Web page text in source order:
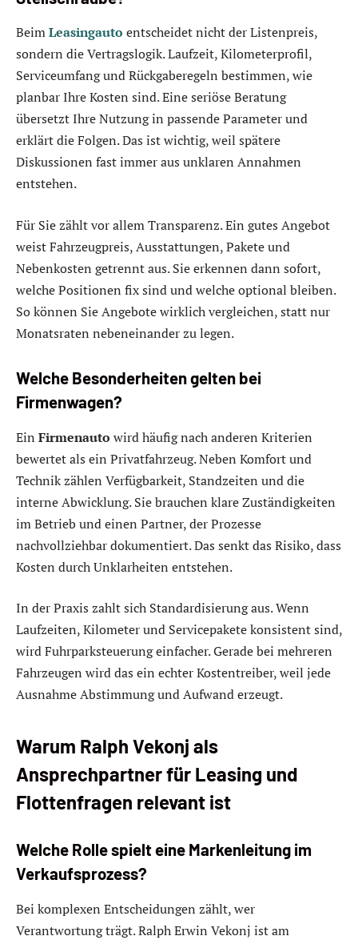
BeimLeasingauto entscheidet nicht der Listenpreis,
sondern die Vertragslogik. Laufzeit, Kilometerprofil,
Serviceumfang und Rückgaberegeln bestimmen, wie
planbar Ihre Kosten sind. Eine seriöse Beratung
übersetzt Ihre Nutzung in passende Parameter und
erklärt die Folgen. Das ist wichtig, weil spätere
Diskussionen fast immer aus unklaren Annahmen
entstehen.
Für Sie zählt vor allem Transparenz. Ein gutes Angebot
weist Fahrzeugpreis, Ausstattungen, Pakete und
Nebenkosten getrennt aus. Sie erkennen dann sofort,
welche Positionen fix sind und welche optional bleiben.
So können Sie Angebote wirklich vergleichen, statt nur
Monatsraten nebeneinander zu legen.
Welche Besonderheiten gelten bei
Firmenwagen?
Ein Firmenauto wird häufig nach anderen Kriterien
bewertet als ein Privatfahrzeug. Neben Komfort und
Technik zählen Verfügbarkeit, Standzeiten und die
interne Abwicklung. Sie brauchen klare Zuständigkeiten
im Betrieb und einen Partner, der Prozesse
nachvollziehbar dokumentiert. Das senkt das Risiko, dass
Kosten durch Unklarheiten entstehen.
In der Praxis zahlt sich Standardisierung aus. Wenn
Laufzeiten, Kilometer und Servicepakete konsistent sind,
wird Fuhrparksteuerung einfacher. Gerade bei mehreren
Fahrzeugen wird das ein echter Kostentreiber, weil jede
Ausnahme Abstimmung und Aufwand erzeugt.
Warum Ralph Vekonj als
Ansprechpartner für Leasing und
Flottenfragen relevant ist
Welche Rolle spielt eine Markenleitung im
Verkaufsprozess?
Bei komplexen Entscheidungen zählt, wer
Verantwortung trägt. Ralph Erwin Vekonj ist am